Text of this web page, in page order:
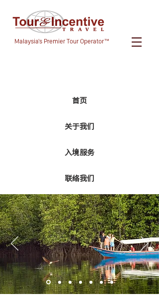
Malaysia's Premier Tour Operator™
首页
关于我们
入境服务
联络我们